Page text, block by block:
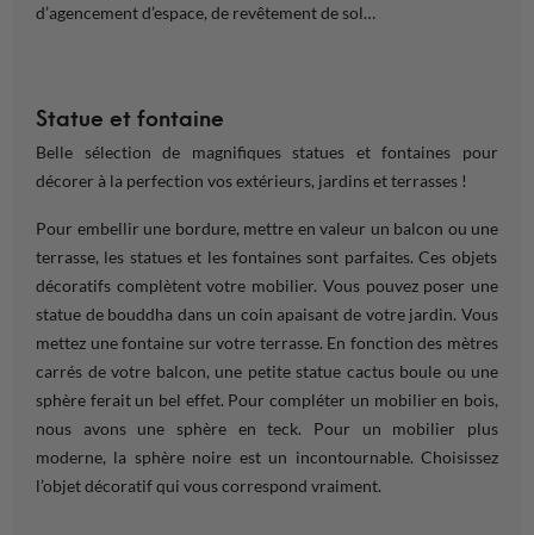
d’agencement d’espace, de revêtement desol…
Statue et fontaine
Belle sélection de magnifiques statues et fontaines pour
décorer à la perfection vos extérieurs, jardins et terrasses !
Pour embellir une bordure, mettre en valeur un balcon ou une
terrasse, les statues et les fontaines sont parfaites. Ces objets
décoratifs complètent votre mobilier. Vous pouvez poser une
statue de bouddha dans un coinapaisant de votre jardin. Vous
mettez une fontaine sur votre terrasse. En fonction des mètres
carrés de votre balcon, une petite statue cactus boule ou une
sphère ferait un bel effet. Pour compléter un mobilier en bois,
nous avons une sphère en teck. Pour un mobilier plus
moderne, la sphère noire est un incontournable. Choisissez
l’objet décoratif qui vous correspond vraiment.